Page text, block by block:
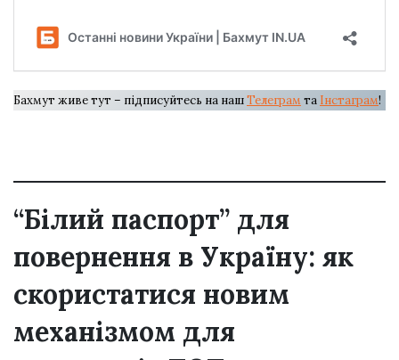
Бахмут живе тут – підписуйтесь на нашТелеграм та Інстаграм!
“Білий паспорт” для
повернення в Україну: як
скористатися новим
механізмом для